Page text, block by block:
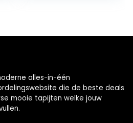
alles-in-één
die de beste deals
mooie tapijten welke jouw